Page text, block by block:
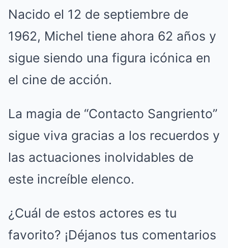
Nacido el 12 de septiembre de
1962, Michel tiene ahora 62 años y
sigue siendo una figura icónica en
el cine de acción.
La magia de “Contacto Sangriento”
sigue viva gracias a los recuerdos y
las actuaciones inolvidables de
este increíble elenco.
¿Cuál de estos actores es tu
favorito? ¡Déjanos tus comentarios